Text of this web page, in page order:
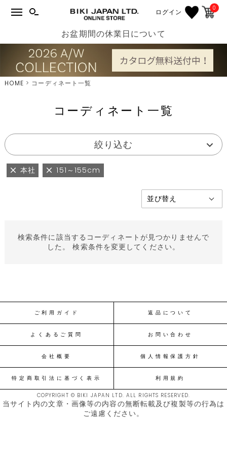
ログイン 0
お盆期間の休業日について
HOME コーディネート一覧
コーディネート一覧
絞り込む
本社 151～155cm
検索条件に該当するコーディネートが見つかりませんで
した。 検索条件を変更してください。
ご利用ガイド 返品について
よくあるご質問 お問い合わせ
会社概要 個人情報保護方針
特定商取引法に基づく表示 利用規約
COPYRIGHT © BIKI JAPAN LTD. ALL RIGHTS RESERVED.
当サイト内の文章・画像等の内容の無断転載及び複製等の行為は
ご遠慮ください。